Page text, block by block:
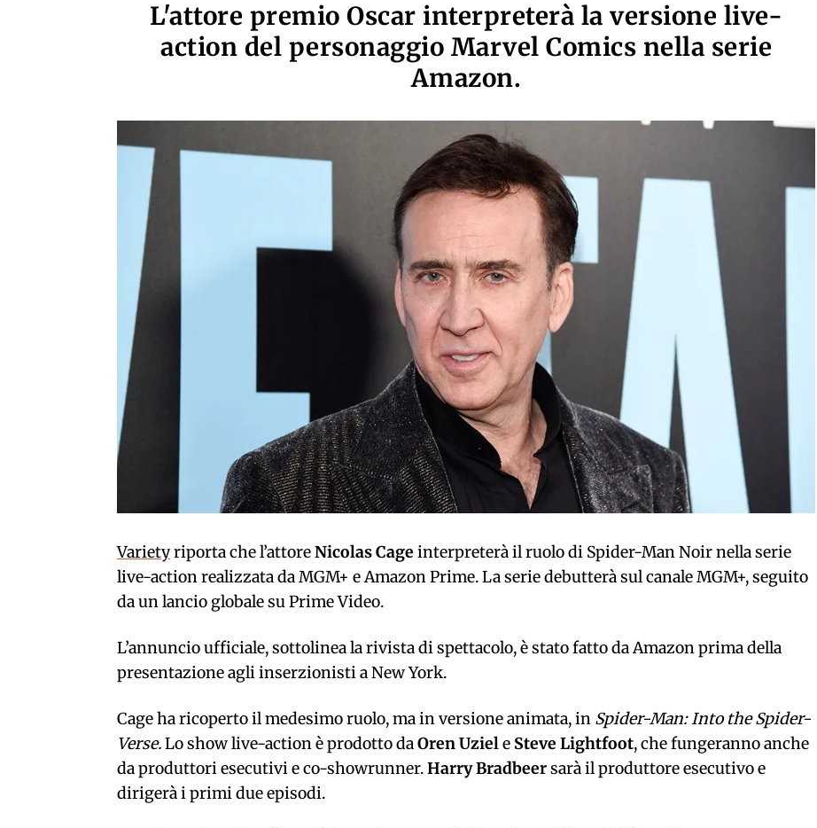
L'attore premio Oscar interpreterà la versione live-
action del personaggio Marvel Comics nella serie
Amazon.
Varietyriporta che l’attoreNicolas Cage interpreterà il ruolo di Spider-Man Noir nella serie
live-action realizzata da MGM+ e Amazon Prime. La serie debutterà sul canale MGM+, seguito
da un lancio globale su Prime Video.
L’annuncio ufficiale, sottolinea la rivista di spettacolo, è stato fatto da Amazon prima della
presentazione agli inserzionisti a New York.
Cage ha ricoperto il medesimo ruolo, ma in versione animata, in Spider-Man: Into the Spider-
Verse.Lo show live-action è prodotto daOren Uziele Steve Lightfoot, che fungeranno anche
da produttori esecutivi e co-showrunner.Harry Bradbeersarà il produttore esecutivo e
dirigerà i primi due episodi.